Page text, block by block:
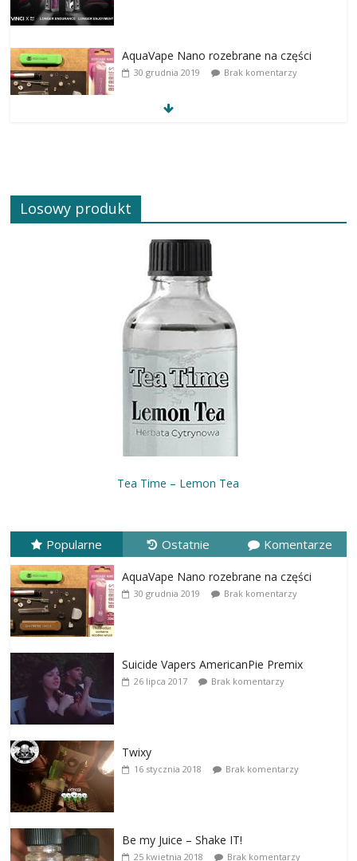
AquaVape Nano rozebrane na części
30 grudnia 2019 Brak komentarzy
Losowy produkt
Tea Time – Lemon Tea
Popularne Ostatnie Komentarze
AquaVape Nano rozebrane na części
30 grudnia 2019 Brak komentarzy
Suicide Vapers AmericanPie Premix
26 lipca 2017 Brak komentarzy
Twixy
16 stycznia 2018 Brak komentarzy
Be my Juice – Shake IT!
25 kwietnia 2018 Brak komentarzy